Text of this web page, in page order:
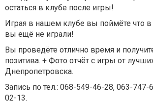
остаться в клубе после игры!
Играя в нашем клубе вы поймёте что
вы ещё не играли!
Вы проведёте отлично время и
позитива. + Фото отчёт с игры от
Днепропетровска.
Запись по тел.: 068-549-46-28, 063-747-
02-13.